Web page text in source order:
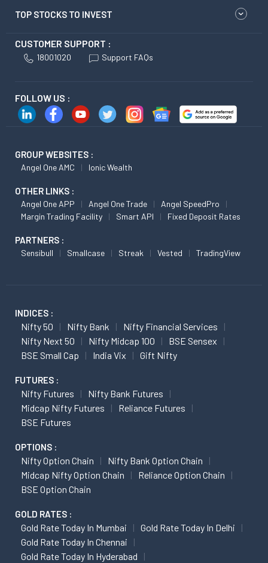
TOP STOCKS TO INVEST
CUSTOMER SUPPORT :
18001020 Support FAQs
FOLLOW US :
GROUP WEBSITES :
Angel One AMC Ionic Wealth
OTHER LINKS :
Angel One APP Angel One Trade
Angel SpeedPro
Margin Trading Facility
Smart API Fixed Deposit Rates
PARTNERS :
Sensibull Smallcase Streak Vested TradingView
INDICES :
Nifty 50 Nifty Bank
Nifty Financial Services
Nifty Next 50
Nifty Midcap 100
BSE Sensex
BSE Small Cap
India Vix Gift Nifty
FUTURES :
Nifty Futures
Nifty Bank Futures
Midcap Nifty Futures
Reliance Futures
BSE Futures
OPTIONS :
Nifty Option Chain
Nifty Bank Option Chain
Midcap Nifty Option Chain
Reliance Option Chain
BSE Option Chain
GOLD RATES :
Gold Rate Today In Mumbai
Gold Rate Today In Delhi
Gold Rate Today In Chennai
Gold Rate Today In Hyderabad